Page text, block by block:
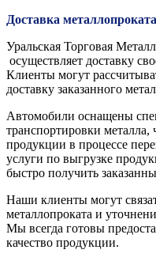
Доставка металлопроката
Уральская Торговая
осуществляет доставку
Клиенты могут
доставку заказанного
Автомобили оснащены
транспортировки металла,
продукции в процессе
услуги по выгрузке
быстро получить
Наши клиенты могут
металлопроката и
Мы всегда готовы
качество продукции.